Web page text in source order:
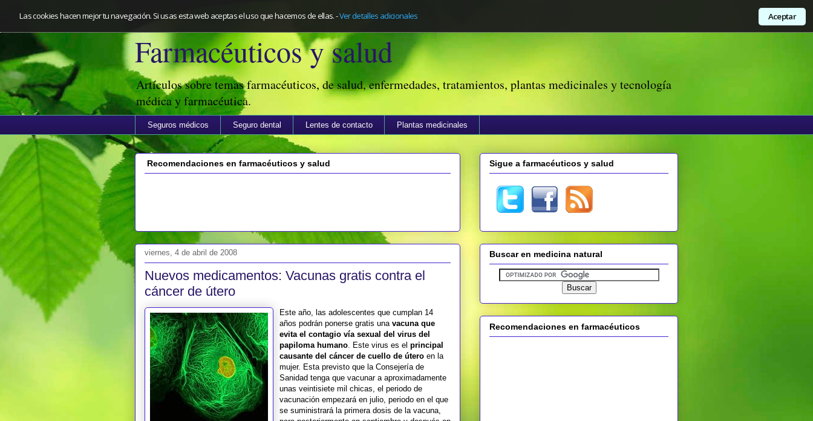
Las cookies hacen mejor tu navegación. Si usas esta web aceptas el uso que hacemos de ellas.-Ver detalles adicionales Aceptar
Farmacéuticos y salud
Artículos sobre temas farmacéuticos, de salud, enfermedades, tratamientos, plantas medicinales y tecnología
médica y farmacéutica.
Seguros médicos Seguro dental Lentes de contacto Plantas medicinales
Recomendaciones en farmacéuticos y salud
viernes, 4 de abril de 2008
Nuevos medicamentos: Vacunas gratis contra el
cáncer de útero
Este año, las adolescentes que cumplan 14
años podrán ponerse gratis una vacuna que
evita el contagio vía sexual del virus del
papiloma humano . Este virus es el principal
causante del cáncer de cuello de útero en la
mujer. Esta previsto que la Consejería de
Sanidad tenga que vacunar a aproximadamente
unas veintisiete mil chicas, el periodo de
vacunación empezará en julio, periodo en el que
se suministrará la primera dosis de la vacuna,
Sigue a farmacéuticos y salud
Buscar en medicina natural
Recomendaciones en farmacéuticos